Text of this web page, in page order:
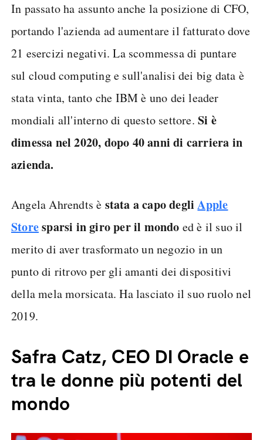
In passato ha assunto anche la posizione di CFO,
portando l'azienda ad aumentare il fatturato dove
21 esercizi negativi. La scommessa di puntare
sul cloud computing e sull'analisi dei big data è
stata vinta, tanto che IBM è uno dei leader
mondiali all'interno di questo settore.Si è
dimessa nel 2020, dopo 40 anni di carriera in
azienda.
Angela Ahrendts è stata a capo degliApple
Storesparsi in giro per il mondo ed è il suo il
merito di aver trasformato un negozio in un
punto di ritrovo per gli amanti dei dispositivi
della mela morsicata. Ha lasciato il suo ruolo nel
2019.
Safra Catz, CEO DI Oracle e
tra le donne più potenti del
mondo